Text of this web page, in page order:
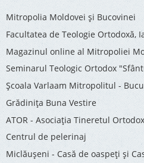
Mitropolia Moldovei și Bucovinei
Facultatea de Teologie Ortodoxă,
Magazinul online al Mitropoliei
Seminarul Teologic Ortodox
Şcoala Varlaam Mitropolitul -
Grădinița Buna Vestire
ATOR - Asociaţia Tineretul
Centrul de pelerinaj
Miclăușeni - Casă de oaspeţi şi